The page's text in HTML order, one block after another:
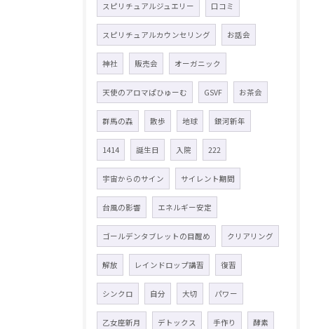
スピリチュアルジュエリー 口コミ
スピリチュアルカウンセリング お話会
神社 販売会 オーガニック
天使のアロマぱひゅーむ GSVF お茶会
群馬の森 散歩 地球 銀河新年
1414 誕生日 入院 222
宇宙からのサイン サイレント期間
台風の影響 エネルギー安定
ゴールデンタブレットの目醒め クリアリング
解放 レインドロップ講習 復習
シンクロ 自分 大切 パワー
乙女座新月 デトックス 手作り 酵素